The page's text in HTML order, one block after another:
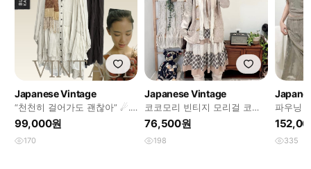
Japanese Vintage
“천천히 걸어가도 괜찮아” ☄︎. .
⋆ 모리걸 히피 머플러 코디세
트
99,000원
170
Japanese Vintage
코코모리 빈티지 모리걸 코디
세트
76,500원
198
파우닝
매
335